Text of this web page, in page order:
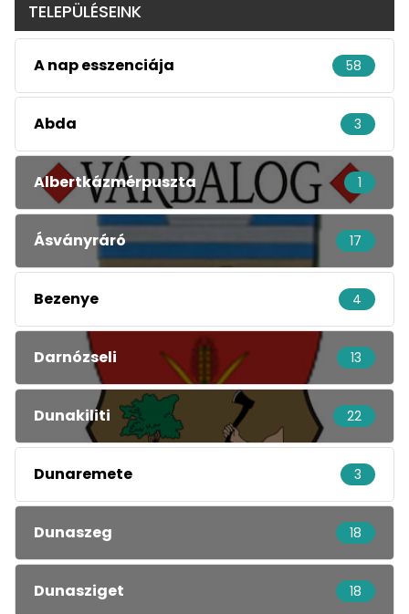
TELEPÜLÉSEINK
A nap esszenciája 58
Abda 3
Albertkázmérpuszta 1
Ásványráró 17
Bezenye 4
Darnózseli 13
Dunakiliti 22
Dunaremete 3
Dunaszeg 18
Dunasziget 18